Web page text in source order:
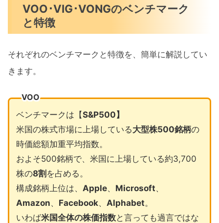
VOO･VIG･VONGのベンチマーク
と特徴
それぞれのベンチマークと特徴を、簡単に解説してい
きます。
VOO
ベンチマークは【S&P500】
米国の株式市場に上場している大型株500銘柄の
時価総額加重平均指数。
およそ500銘柄で、米国に上場している約3,700
株の8割 を占める。
構成銘柄上位は、 Apple、 Microsoft、
Amazon、 Facebook、 Alphabet。
いわば米国全体の株価指数と言っても過言ではな